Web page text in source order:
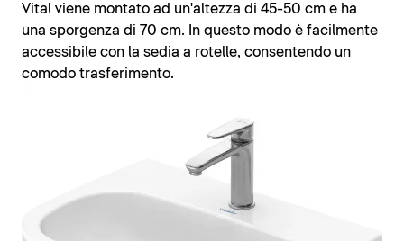
Vital viene montato ad un'altezza di 45-50 cm e ha
una sporgenza di 70 cm. In questo modo è facilmente
accessibile con la sedia a rotelle, consentendo un
comodo trasferimento.